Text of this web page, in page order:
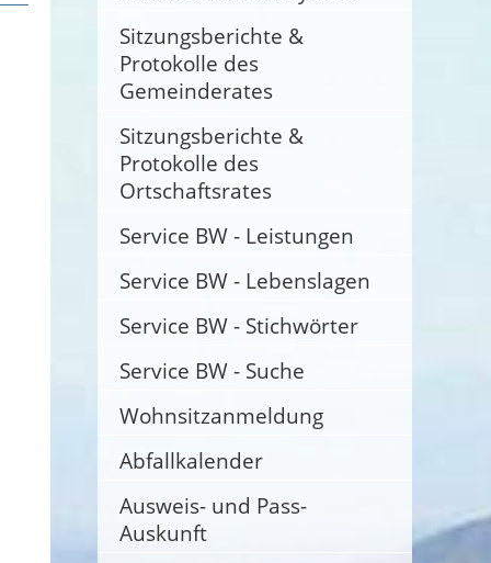
Sitzungsberichte &
Protokolle des
Gemeinderates
Sitzungsberichte &
Protokolle des
Ortschaftsrates
Service BW - Leistungen
Service BW - Lebenslagen
Service BW - Stichwörter
Service BW - Suche
Wohnsitzanmeldung
Abfallkalender
Ausweis- und Pass-
Auskunft